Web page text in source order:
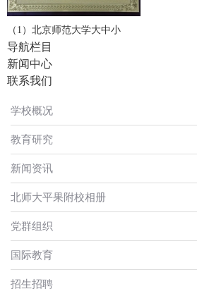
（1）北京师范大学大中小
导航栏目
新闻中心
联系我们
学校概况
教育研究
新闻资讯
北师大平果附校相册
党群组织
国际教育
招生招聘